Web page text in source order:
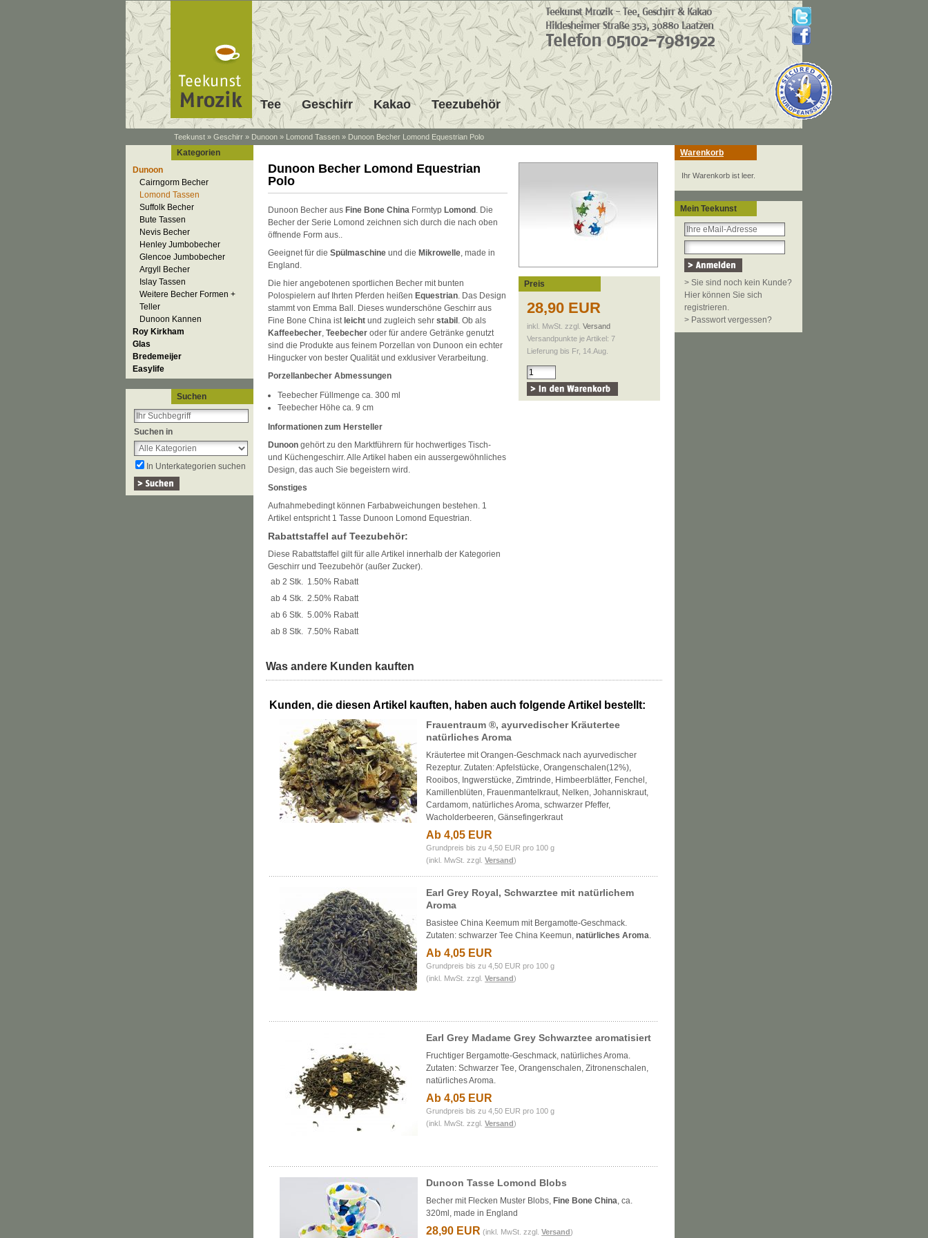
Tee Geschirr Kakao Teezubehör
Teekunst » Geschirr » Dunoon » Lomond Tassen » Dunoon Becher Lomond Equestrian Polo
Kategorien
Dunoon
Cairngorm Becher
Lomond Tassen
Suffolk Becher
Bute Tassen
Nevis Becher
Henley Jumbobecher
Glencoe Jumbobecher
Argyll Becher
Islay Tassen
Weitere Becher Formen +
Teller
Dunoon Kannen
Roy Kirkham
Glas
Bredemeijer
Easylife
Suchen
Suchen in
In Unterkategorien suchen
Dunoon Becher Lomond Equestrian
Polo
Dunoon Becher aus Fine Bone China Formtyp Lomond . Die
Becher der Serie Lomond zeichnen sich durch die nach oben
öffnende Form aus..
Geeignet für die Spülmaschine und die Mikrowelle, made in
England.
Die hier angebotenen sportlichen Becher mit bunten
Polospielern auf Ihrten Pferden heißen Equestrian. Das Design
stammt von Emma Ball. Dieses wunderschöne Geschirr aus
Fine Bone China ist leicht und zugleich sehr stabil . Ob als
Kaffeebecher, Teebecher oder für andere Getränke genutzt
sind die Produkte aus feinem Porzellan von Dunoon ein echter
Hingucker von bester Qualität und exklusiver Verarbeitung.
Porzellanbecher Abmessungen
Teebecher Füllmenge ca. 300 ml
Teebecher Höhe ca. 9 cm
Informationen zum Hersteller
Dunoon gehört zu den Marktführern für hochwertiges Tisch-
und Küchengeschirr. Alle Artikel haben ein aussergewöhnliches
Design, das auch Sie begeistern wird.
Sonstiges
Aufnahmebedingt können Farbabweichungen bestehen. 1
Artikel entspricht 1 Tasse Dunoon Lomond Equestrian.
Rabattstaffel auf Teezubehör:
Diese Rabattstaffel gilt für alle Artikel innerhalb der Kategorien
Geschirr und Teezubehör (außer Zucker).
ab 2 Stk. 1.50% Rabatt
ab 4 Stk. 2.50% Rabatt
ab 6 Stk. 5.00% Rabatt
ab 8 Stk. 7.50% Rabatt
Preis
28,90 EUR
inkl. MwSt. zzgl. Versand
Versandpunkte je Artikel: 7
Lieferung bis Fr, 14.Aug.
Was andere Kunden kauften
Kunden, die diesen Artikel kauften, haben auch folgende Artikel bestellt:
Frauentraum ®, ayurvedischer Kräutertee
natürliches Aroma
Kräutertee mit Orangen-Geschmack nach ayurvedischer
Rezeptur. Zutaten: Apfelstücke, Orangenschalen(12%),
Rooibos, Ingwerstücke, Zimtrinde, Himbeerblätter, Fenchel,
Kamillenblüten, Frauenmantelkraut, Nelken, Johanniskraut,
Cardamom, natürliches Aroma, schwarzer Pfeffer,
Wacholderbeeren, Gänsefingerkraut
Ab 4,05 EUR
Grundpreis bis zu 4,50 EUR pro 100 g
(inkl. MwSt. zzgl.Versand)
Earl Grey Royal, Schwarztee mit natürlichem
Aroma
Basistee China Keemum mit Bergamotte-Geschmack.
Zutaten: schwarzer Tee China Keemun,natürliches Aroma.
Ab 4,05 EUR
Grundpreis bis zu 4,50 EUR pro 100 g
(inkl. MwSt. zzgl.Versand)
Earl Grey Madame Grey Schwarztee aromatisiert
Fruchtiger Bergamotte-Geschmack, natürliches Aroma.
Zutaten: Schwarzer Tee, Orangenschalen, Zitronenschalen,
natürliches Aroma.
Ab 4,05 EUR
Grundpreis bis zu 4,50 EUR pro 100 g
(inkl. MwSt. zzgl.Versand)
Dunoon Tasse Lomond Blobs
Becher mit Flecken Muster Blobs, Fine Bone China, ca.
320ml, made in England
28,90 EUR (inkl. MwSt. zzgl.Versand)
Warenkorb
Ihr Warenkorb ist leer.
Mein Teekunst
> Sie sind noch kein Kunde?
Hier können Sie sich
registrieren.
> Passwort vergessen?